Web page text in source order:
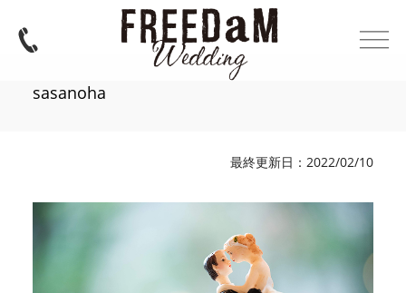
sasanoha
最終更新日：2022/02/10